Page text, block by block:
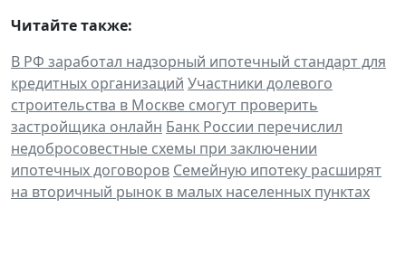
Читайте также:
В РФ заработал надзорный ипотечный стандарт для
кредитных организаций Участники долевого
строительства в Москве смогут проверить
застройщика онлайн Банк России перечислил
недобросовестные схемы при заключении
ипотечных договоров Семейную ипотеку расширят
на вторичный рынок в малых населенных пунктах